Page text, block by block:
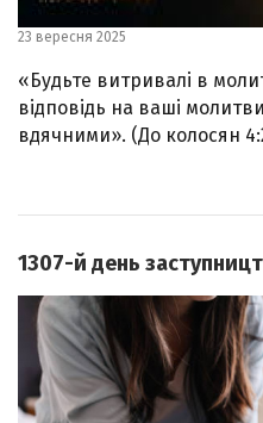
23 вересня 2025
«Будьте витривалі в
відповідь на ваші
вдячними». (До колосян
1307-й день